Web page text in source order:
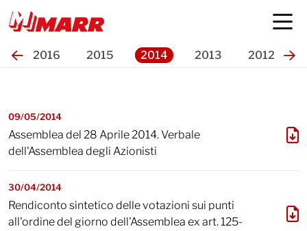
Assemblee
2016 2015 2014 2013 2012
09/05/2014
Assemblea del 28 Aprile 2014. Verbale
dell'Assemblea degli Azionisti
30/04/2014
Rendiconto sintetico delle votazioni sui punti
all'ordine del giorno dell'Assemblea ex art. 125-